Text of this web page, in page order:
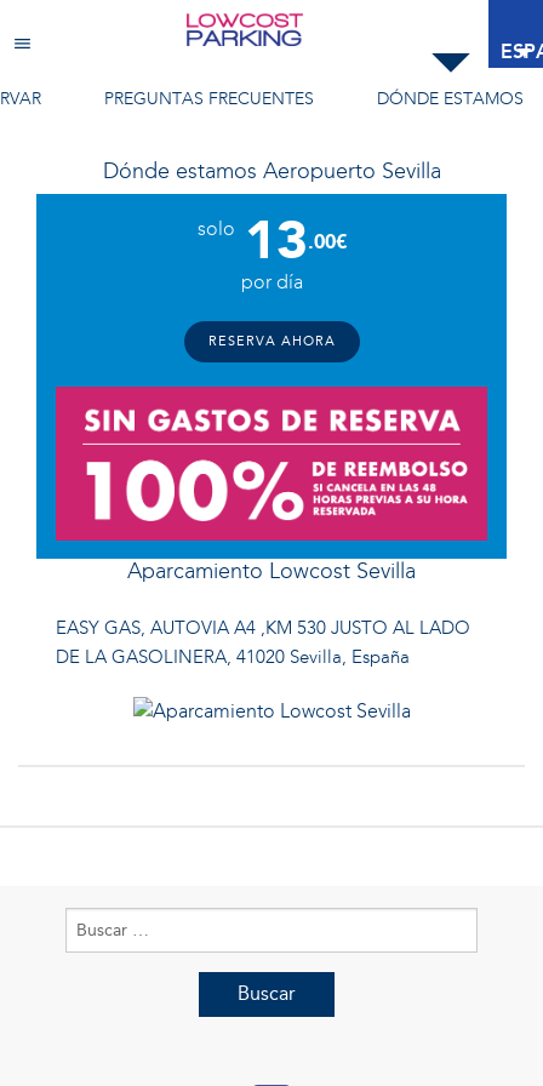
Aeropuerto Sevilla
PREGUNTAS FRECUENTES DÓNDE ESTAMOS
Dónde estamos Aeropuerto Sevilla
solo 13.00€
por día
RESERVA AHORA
Aparcamiento Lowcost Sevilla
EASY GAS, AUTOVIA A4 ,KM 530 JUSTO AL LADO
DE LA GASOLINERA, 41020 Sevilla, España